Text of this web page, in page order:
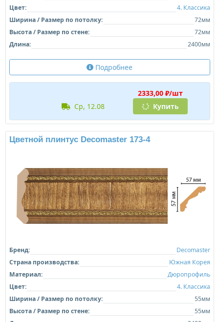
Цвет:
4. Классика
Ширина / Размер по потолку:
72мм
Высота / Размер по стене:
72мм
Длина:
2400мм
Подробнее
2333,00 ₽/шт
ср, 12.08
Купить
Цветной плинтус Decomaster 173-4
Бренд:
Decomaster
Страна производства:
Южная Корея
Материал:
Дюропрофиль
Цвет:
4. Классика
Ширина / Размер по потолку:
55мм
Высота / Размер по стене:
55мм